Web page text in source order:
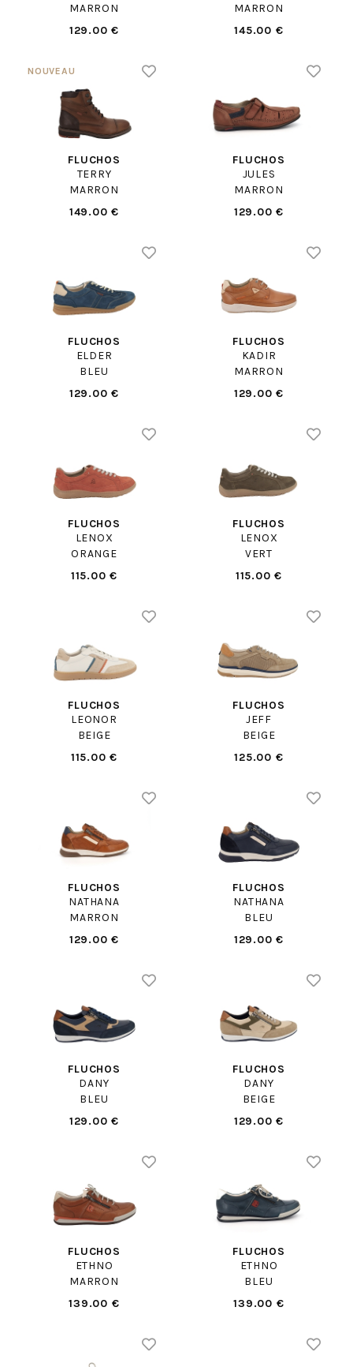
MARRON
129.00 €
MARRON
145.00 €
FLUCHOS
TERRY
MARRON
149.00 €
FLUCHOS
JULES
MARRON
129.00 €
FLUCHOS
ELDER
BLEU
129.00 €
FLUCHOS
KADIR
MARRON
129.00 €
FLUCHOS
LENOX
ORANGE
115.00 €
FLUCHOS
LENOX
VERT
115.00 €
FLUCHOS
LEONOR
BEIGE
115.00 €
FLUCHOS
JEFF
BEIGE
125.00 €
FLUCHOS
NATHANA
MARRON
129.00 €
FLUCHOS
NATHANA
BLEU
129.00 €
FLUCHOS
DANY
BLEU
129.00 €
FLUCHOS
DANY
BEIGE
129.00 €
FLUCHOS
ETHNO
MARRON
139.00 €
FLUCHOS
ETHNO
BLEU
139.00 €